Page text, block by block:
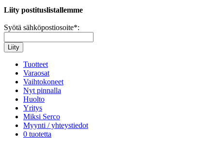
Liity postituslistallemme
Syötä sähköpostiosoite*:
Tuotteet
Varaosat
Vaihtokoneet
Nyt pinnalla
Huolto
Yritys
Miksi Serco
Myynti / yhteystiedot
0 tuotetta